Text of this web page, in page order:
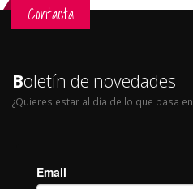
Contacta
Boletín de novedades
¿Quieres estar al día de lo que pasa en